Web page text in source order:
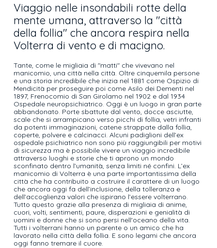
Viaggio nelle insondabili rotte della
mente umana, attraverso la "città
della follia" che ancora respira nella
Volterra di vento e di macigno.
Tante, come le migliaia di "matti" che vivevano nel
manicomio, una città nella città. Oltre cinquemila persone
e una storia incredibile che inizia nel 1881 come Ospizio di
Mendicità per proseguire poi come Asilo dei Dementi nel
1897, Frenocomio di San Girolamo nel 1902 e dal 1934
Ospedale neuropsichiatrico. Oggi è un luogo in gran parte
abbandonato. Porte sbattute dal vento, docce asciutte,
scale che si arrampicano verso picchi di follia, vetri infranti
da potenti immaginazioni, catene strappate dalla follia,
coperte, polvere e calcinacci. Alcuni padiglioni dell’ex
ospedale psichiatrico non sono più raggiungibili per motivi
di sicurezza ma è possibile vivere un viaggio incredibile
attraverso luoghi e storie che ti aprono un mondo
sconfinato dentro l’umanità, senza limiti né confini. L’ex
manicomio di Volterra è una parte importantissima della
città che ha contribuito a costruire il carattere di un luogo
che ancora oggi fa dell’inclusione, della tolleranza e
dell’accoglienza valori che ispirano l’essere volterrano.
Tutto questo grazie alla presenza di migliaia di anime,
cuori, volti, sentimenti, paure, disperazioni e genialità di
uomini e donne che si sono persi nell'oceano della vita.
Tutti i volterrani hanno un parente o un amico che ha
lavorato nella città della follia. E sono legami che ancora
oggi fanno tremare il cuore.